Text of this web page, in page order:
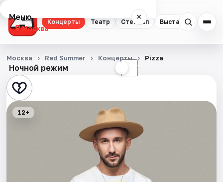
Концерты Театр Стендап Выставки
Меню ×
Москва
Концерты
Театр
Стендап
Ночной режим ☾
Москва Red Summer Концерты Pizza
12+